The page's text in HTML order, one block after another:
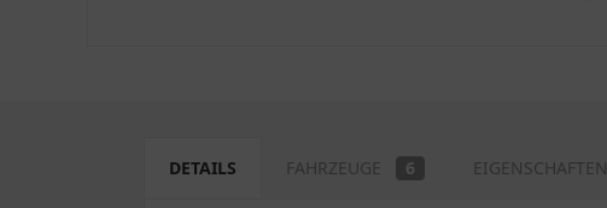
DETAILS FAHRZEUGE 6 EIGENSCHAFTEN